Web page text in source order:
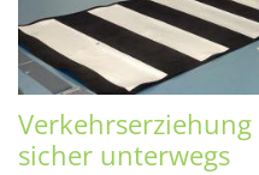
sicher unterwegs